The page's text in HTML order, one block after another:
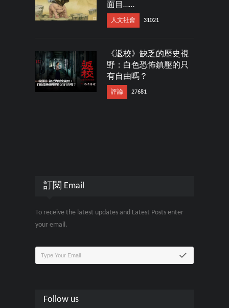
面目……
人文社會 31021
《返校》缺乏的歷史視
野：白色恐怖鎮壓的只
有自由嗎？
評論 27681
訂閱 Email
To receive the latest updates and Latest Posts enter
your email.
Follow us